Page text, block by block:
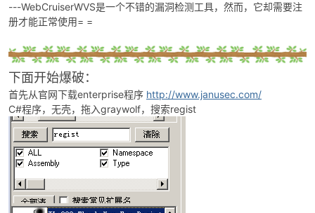
破
---WebCruiserWVS是一个不错的漏洞检测工具，然而，它却需要注
册才能正常使用= =
下面开始爆破：
首先从官网下载enterprise程序 http://www.janusec.com/
C#程序，无壳，拖入graywolf，搜索regist